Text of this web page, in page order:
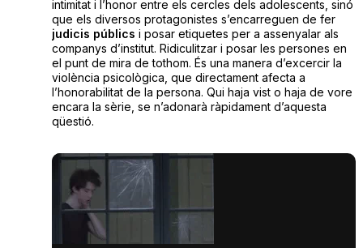
intimitat i l’honor entre els cercles dels adolescents, sinó
que els diversos protagonistes s’encarreguen de fer
judicis públics i posar etiquetes per a assenyalar als
companys d’institut. Ridiculitzar i posar les persones en
el punt de mira de tothom. És una manera d’excercir la
violència psicològica, que directament afecta a
l’honorabilitat de la persona. Qui haja vist o haja de vore
encara la sèrie, se n’adonarà ràpidament d’aquesta
qüestió.